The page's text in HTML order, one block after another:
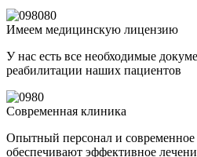
Имеем медицинскую лицензию
У нас есть все необходимые
реабилитации наших пациентов
Современная клиника
Опытный персонал и современное
обеспечивают эффективное